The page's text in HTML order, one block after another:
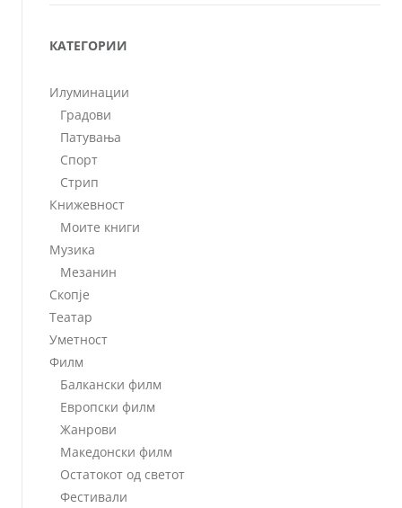
КАТЕГОРИИ
Илуминации
Градови
Патувања
Спорт
Стрип
Книжевност
Моите книги
Музика
Мезанин
Скопје
Театар
Уметност
Филм
Балкански филм
Европски филм
Жанрови
Македонски филм
Остатокот од светот
Фестивали